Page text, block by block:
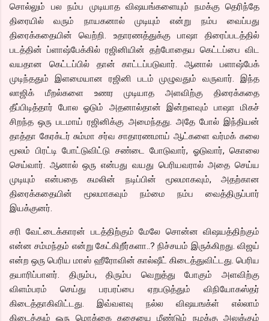
சொல்லும் பல நம்ப முடியாத விஷயங்களையும் நமக்கு தெரிந்தே
திரையில் வரும் நாயகனால் முடியும் என்று நம்ப வைப்பது
திரைக்கதையின் வெற்றி. உதாரணத்துக்கு பாஷா திரைப்படத்தில்
படத்தின் ப்ளாஷ்பேக்கில் ரஜினியின் தற்போதைய கெட்டப்பை விட
வயதான கெட்டப்பில் தான் காட்டப்படுவார். ஆனால் பளாஷ்பேக்
முடிந்ததும் இளமையான ரஜினி படம் முழுவதும் வருவார். இந்த
லாஜிக் மீறல்களை உணர முடியாத அளவிற்கு திரைக்கதை
தீப்பிடித்தார் போல ஓடும் அதனால்தான் இன்றளவும் பாஷா மிகச்
சிறந்த ஒரு படமாய் ரஜினிக்கு அமைந்தது. அதே போல் இந்தியன்
தாத்தா கேரக்டர் சும்மா சர்வ சாதாரணமாய் ஆட்களை வர்மக் கலை
மூலம் பிரட்டி போட்டுவிட்டு சண்டை போடுவார், ஓடுவார், கொலை
செய்வார். ஆனால் ஒரு என்பது வயது பெரியவரால் அதை செய்ய
முடியும் என்பதை கமலின் நடிப்பின் மூலமாகவும், அதற்கான
திரைக்கதையின் மூலமாகவும் நம்மை நம்ப வைத்திருப்பார்
இயக்குனர்.
சரி வேட்டைக்காரன் படத்திற்கும் மேலே சொன்ன விஷயத்திற்கும்
என்ன சம்மந்தம் என்று கேட்கிறீர்களா..? நிச்சயம் இருக்கிறது. விஜய்
என்ற ஒரு பெரிய மாஸ் ஹீரோவின் கால்ஷீட் கிடைத்துவிட்டது. பெரிய
தயாரிப்பாளர். திரும்ப, திரும்ப வெறுத்து போகும் அளவிற்கு
விளம்பரம் செய்து பரபரப்பை ஏறபடுத்தும் விநியோகஸ்தர்
கிடைத்தாகிவிட்டது. இவ்வளவு நல்ல விஷயஙக்ள் எல்லாம்
கிடைத்தும் ஒரு மொக்கை கதையை மீண்டும் நமக்கு அலுக்கும்